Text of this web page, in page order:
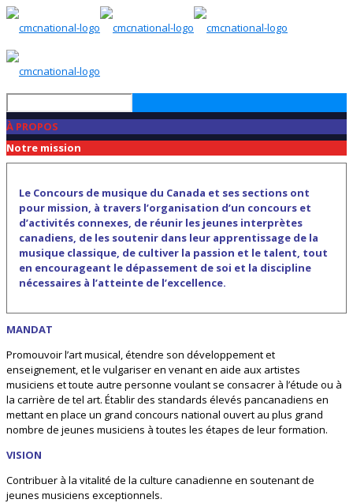
À PROPOS
Notre mission
Le Concours de musique du Canada et ses sections ont
pour mission, à travers l’organisation d’un concours et
d’activités connexes, de réunir les jeunes interprètes
canadiens, de les soutenir dans leur apprentissage de la
musique classique, de cultiver la passion et le talent, tout
en encourageant le dépassement de soi et la discipline
nécessaires à l’atteinte de l’excellence.
MANDAT
Promouvoir l’art musical, étendre son développement et
enseignement, et le vulgariser en venant en aide aux artistes
musiciens et toute autre personne voulant se consacrer à l’étude ou à
la carrière de tel art. Établir des standards élevés pancanadiens en
mettant en place un grand concours national ouvert au plus grand
nombre de jeunes musiciens à toutes les étapes de leur formation.
VISION
Contribuer à la vitalité de la culture canadienne en soutenant de
jeunes musiciens exceptionnels.